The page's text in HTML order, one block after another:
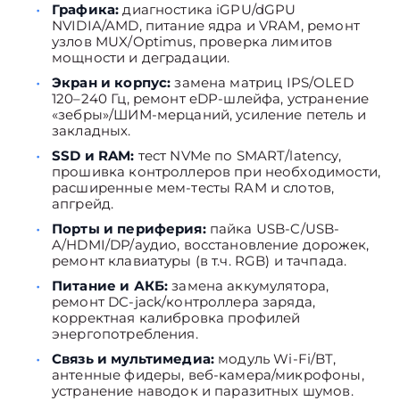
Графика: диагностика iGPU/dGPU
NVIDIA/AMD, питание ядра и VRAM, ремонт
узлов MUX/Optimus, проверка лимитов
мощности и деградации.
Экран и корпус: замена матриц IPS/OLED
120–240 Гц, ремонт eDP-шлейфа, устранение
«зебры»/ШИМ-мерцаний, усиление петель и
закладных.
SSD и RAM: тест NVMe по SMART/latency,
прошивка контроллеров при необходимости,
расширенные мем-тесты RAM и слотов,
апгрейд.
Порты и периферия:пайка USB-C/USB-
A/HDMI/DP/аудио, восстановление дорожек,
ремонт клавиатуры (в т.ч. RGB) и тачпада.
Питание и АКБ: замена аккумулятора,
ремонт DC-jack/контроллера заряда,
корректная калибровка профилей
энергопотребления.
Связь и мультимедиа: модуль Wi-Fi/BT,
антенные фидеры, веб-камера/микрофоны,
устранение наводок и паразитных шумов.